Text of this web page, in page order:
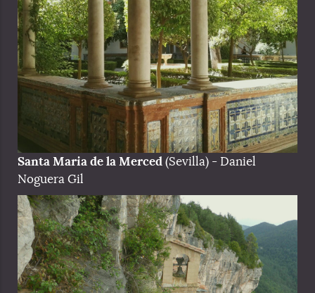
Santa Maria de la Merced(Sevilla) - Daniel
Noguera Gil